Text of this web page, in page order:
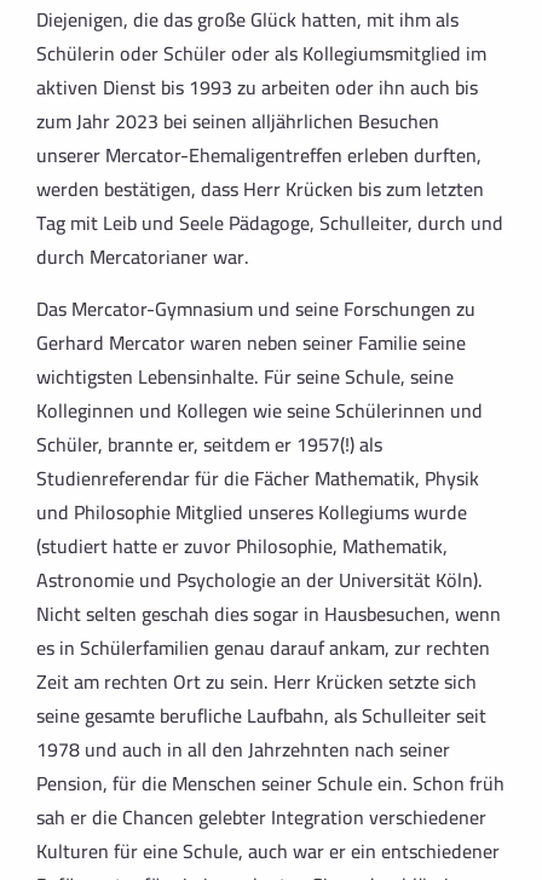
Diejenigen, die das große Glück hatten, mit ihm als
Schülerin oder Schüler oder als Kollegiumsmitglied im
aktiven Dienst bis 1993 zu arbeiten oder ihn auch bis
zum Jahr 2023 bei seinen alljährlichen Besuchen
unserer Mercator-Ehemaligentreffen erleben durften,
werden bestätigen, dass Herr Krücken bis zum letzten
Tag mit Leib und Seele Pädagoge, Schulleiter, durch und
durch Mercatorianer war.
Das Mercator-Gymnasium und seine Forschungen zu
Gerhard Mercator waren neben seiner Familie seine
wichtigsten Lebensinhalte. Für seine Schule, seine
Kolleginnen und Kollegen wie seine Schülerinnen und
Schüler, brannte er, seitdem er 1957(!) als
Studienreferendar für die Fächer Mathematik, Physik
und Philosophie Mitglied unseres Kollegiums wurde
(studiert hatte er zuvor Philosophie, Mathematik,
Astronomie und Psychologie an der Universität Köln).
Nicht selten geschah dies sogar in Hausbesuchen, wenn
es in Schülerfamilien genau darauf ankam, zur rechten
Zeit am rechten Ort zu sein. Herr Krücken setzte sich
seine gesamte berufliche Laufbahn, als Schulleiter seit
1978 und auch in all den Jahrzehnten nach seiner
Pension, für die Menschen seiner Schule ein. Schon früh
sah er die Chancen gelebter Integration verschiedener
Kulturen für eine Schule, auch war er ein entschiedener